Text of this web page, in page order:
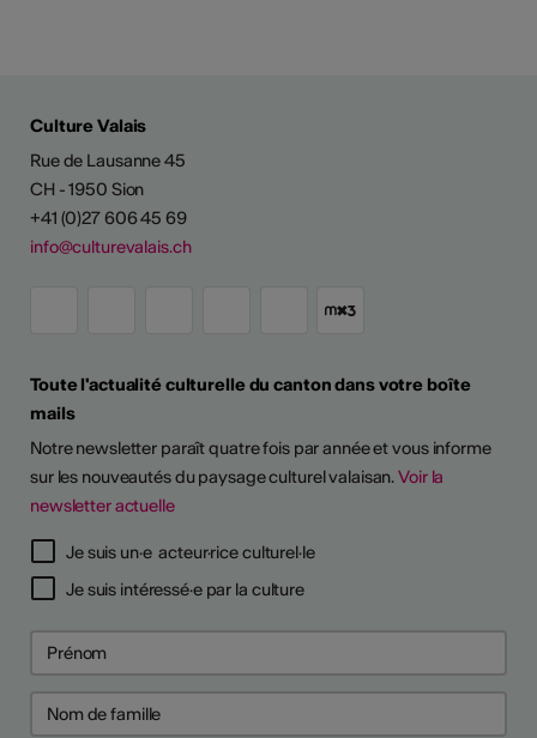
Culture Valais
Rue de Lausanne 45
CH - 1950 Sion
+41 (0)27 606 45 69
info@culturevalais.ch
Toute l'actualité culturelle du canton dans votre boîte
mails
Notre newsletter paraît quatre fois par année et vous informe
sur les nouveautés du paysage culturel valaisan.Voir la
newsletter actuelle
Je suis un·e acteur·rice culturel·le
Je suis intéressé·e par la culture